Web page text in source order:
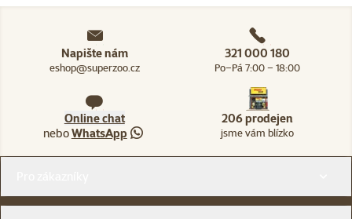
Napište nám
eshop@superzoo.cz
321 000 180
Po–Pá 7:00 – 18:00
Online chat
neboWhatsApp
206 prodejen
jsme vám blízko